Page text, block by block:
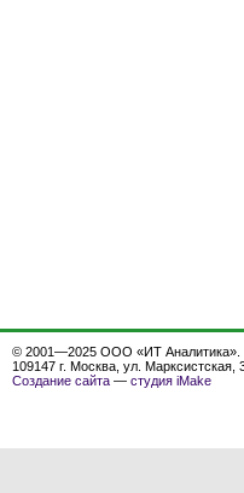
© 2001—2025 ООО «ИТ Аналитика».
109147 г. Москва, ул. Марксистская,
Создание сайта — студия iMake